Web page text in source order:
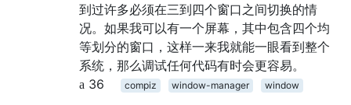
到过许多必须在三到四个窗口之间切换的情
况。如果我可以有一个屏幕，其中包含四个均
等划分的窗口，这样一来我就能一眼看到整个
系统，那么调试任何代码有时会更容易。
36
compiz window-manager window